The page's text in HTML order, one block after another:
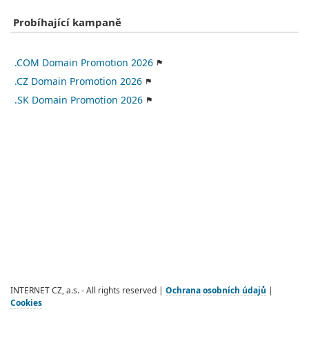
Probíhající kampaně
.COM Domain Promotion 2026
.CZ Domain Promotion 2026
.SK Domain Promotion 2026
INTERNET CZ, a.s. - All rights reserved | Ochrana osobních údajů
Cookies